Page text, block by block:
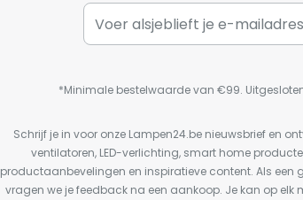
*Minimale bestelwaarde van €99.
Schrijf je in voor onze Lampen24.be nieuwsbrief en
ventilatoren, LED-verlichting, smart home
productaanbevelingen en inspiratieve content. Als
vragen we je feedback na een aankoop. Je kan op